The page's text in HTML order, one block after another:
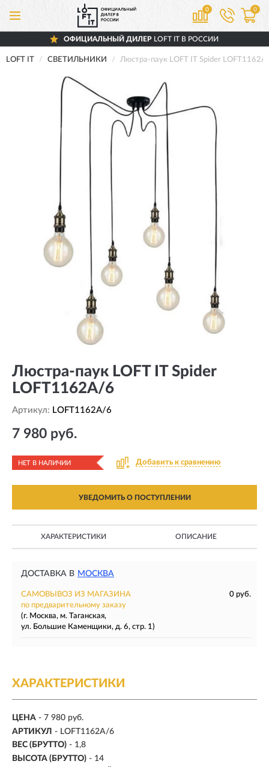
0 0
ОФИЦИАЛЬНЫЙ ДИЛЕРLOFT IT В РОССИИ
LOFT IT СВЕТИЛЬНИКИ Люстра-паук LOFT IT Spider
Люстра-паук LOFT IT Spider
LOFT1162A/6
Артикул: LOFT1162A/6
7 980 руб.
НЕТ В НАЛИЧИИ Добавить к сравнению
УВЕДОМИТЬ О ПОСТУПЛЕНИИ
ХАРАКТЕРИСТИКИ ОПИСАНИЕ
ДОСТАВКА В МОСКВА
САМОВЫВОЗ ИЗ МАГАЗИНА
0 руб.
по предварительному заказу
(г. Москва, м. Таганская,
ул. Большие Каменщики, д. 6, стр. 1)
ХАРАКТЕРИСТИКИ
ЦЕНА - 7 980 руб.
АРТИКУЛ - LOFT1162A/6
ВЕС (БРУТТО) - 1,8
ВЫСОТА (БРУТТО) - 14